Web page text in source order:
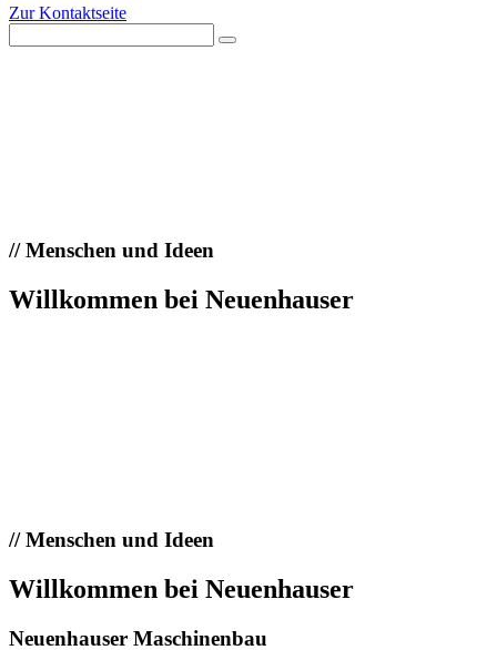
Zur Kontaktseite
//Menschen und Ideen
Willkommen bei Neuenhauser
//Menschen und Ideen
Willkommen bei Neuenhauser
Neuenhauser Maschinenbau